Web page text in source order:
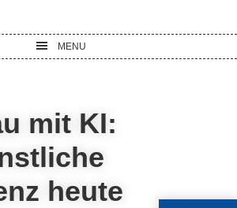
MENU
mit KI:
heute